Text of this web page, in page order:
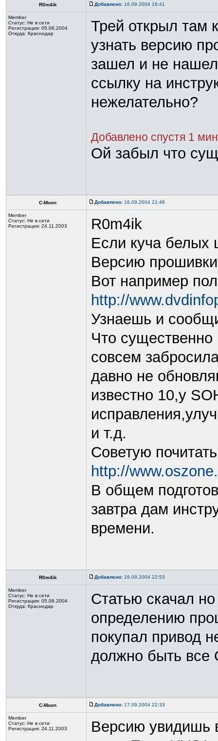
R0m4ik Добавлено: 16.09.2004 16:41
Member
Статус: Не в сети
Регистрация: 05.06.2004
Откуда: Краснодар
Трей открыл там
узнать версию
зашел и не
ссылку на
нежелательно?
Добавлено спустя 1
Ой забыл что
C-Moon Добавлено: 16.09.2004 21:48
Member
Статус: Не в сети
Регистрация: 24.11.2003
R0m4ik
Если куча белых
Версию
Вот например
http://
Узнаешь и
Что
совсем
давно не
известно 10,у
и т.д.
Советую
http://
В общем
завтра дам
времени.
R0m4ik Добавлено: 16.09.2004 22:53
Member
Статус: Не в сети
Регистрация: 05.06.2004
Откуда: Краснодар
Статью скачал
определению
покупал привод
должно быть
C-Moon Добавлено: 17.09.2004 22:33
Member
Статус: Не в сети
Регистрация: 24.11.2003
Версию увидишь